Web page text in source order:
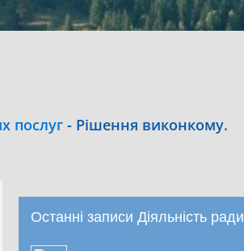
послуг - Рішення виконкому.
Останні записи Діяльність ради